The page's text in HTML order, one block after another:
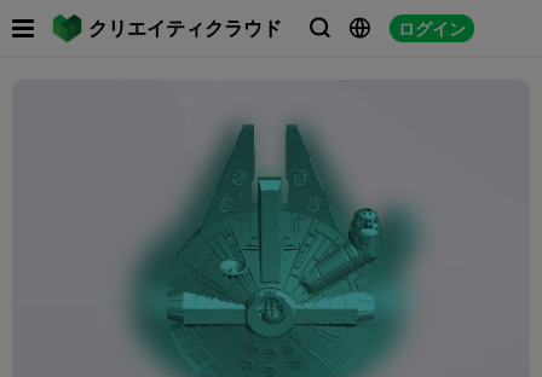
クリエイティクラウド   ログイン